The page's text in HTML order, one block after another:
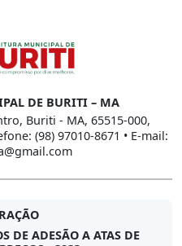
DE BURITI – MA
Buriti - MA, 65515-000,
(98) 97010-8671 • E-mail:
DE ADESÃO A ATAS DE